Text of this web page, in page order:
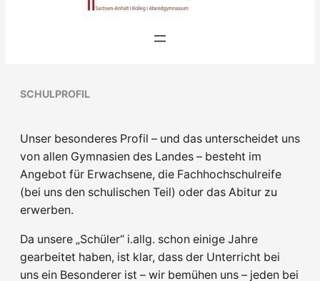
SCHULPROFIL
Unser besonderes Profil – und das unterscheidet uns
von allen Gymnasien des Landes – besteht im
Angebot für Erwachsene, die Fachhochschulreife
(bei uns den schulischen Teil) oder das Abitur zu
erwerben.
Da unsere „Schüler“ i.allg. schon einige Jahre
gearbeitet haben, ist klar, dass der Unterricht bei
uns ein Besonderer ist – wir bemühen uns – jeden bei